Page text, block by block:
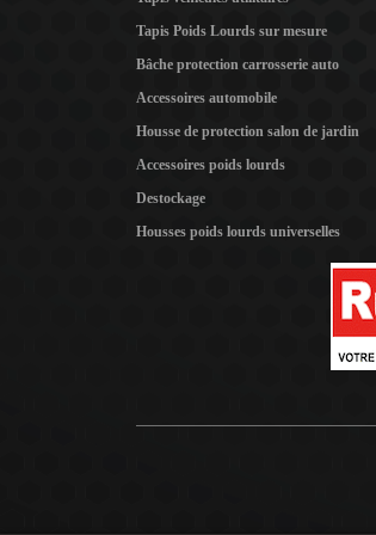
Tapis Poids Lourds sur mesure
Bâche protection carrosserie auto
Accessoires automobile
Housse de protection salon de jardin
Accessoires poids lourds
Destockage
Housses poids lourds universelles